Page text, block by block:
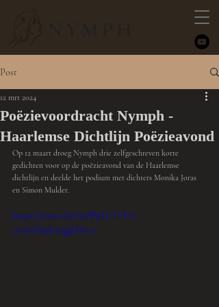
Post
Poëzievoordracht Nymph -
Haarlemse Dichtlijn Poëzieavond
12 mrt 2024
Op 12 maart droeg Nymph drie zelfgeschreven korte
gedichten voor op de poëzieavond van de Haarlemse
dichtlijn en deelde het podium met dichters Monika Joras
en Simon Mulder.
https://youtu.be/imWpTj-T1To?
si=juTabpLIoggDZrc0